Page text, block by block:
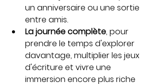
un anniversaire ou une sortie
entre amis.
La journée complète, pour
prendre le temps d'explorer
davantage, multiplier les jeux
d'écriture et vivre une
immersion encore plus riche